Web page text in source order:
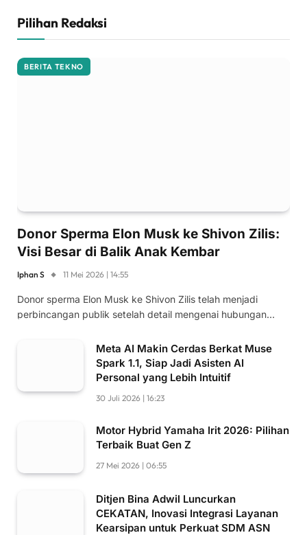
Pilihan Redaksi
BERITA TEKNO
Donor Sperma Elon Musk ke Shivon Zilis:
Visi Besar di Balik Anak Kembar
Iphan S 11 Mei 2026 | 14:55
Donor sperma Elon Musk ke Shivon Zilis telah menjadi
perbincangan publik setelah detail mengenai hubungan…
Meta AI Makin Cerdas Berkat Muse
Spark 1.1, Siap Jadi Asisten AI
Personal yang Lebih Intuitif
30 Juli 2026 | 16:23
Motor Hybrid Yamaha Irit 2026: Pilihan
Terbaik Buat Gen Z
27 Mei 2026 | 06:55
Ditjen Bina Adwil Luncurkan
CEKATAN, Inovasi Integrasi Layanan
Kearsipan untuk Perkuat SDM ASN